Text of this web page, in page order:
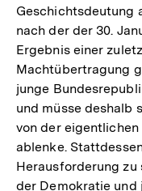
Geschichtsdeutung
nach der der 30.
Ergebnis einer
Machtübertragung
junge
und müsse deshalb
von der
ablenke.
Herausforderung zu
der Demokratie